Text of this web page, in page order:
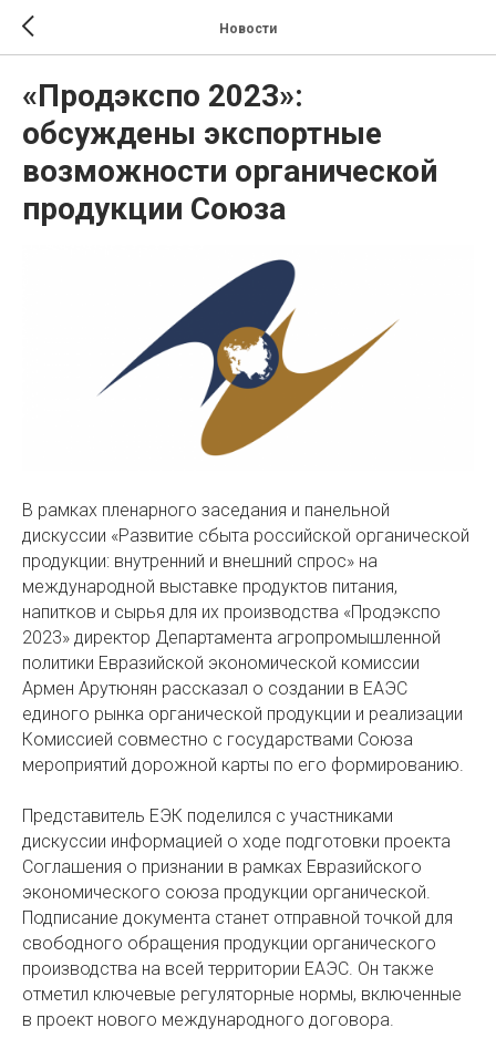
Новости
«Продэкспо 2023»:
обсуждены экспортные
возможности органической
продукции Союза
В рамках пленарного заседания и панельной
дискуссии «Развитие сбыта российской органической
продукции: внутренний и внешний спрос» на
международной выставке продуктов питания,
напитков и сырья для их производства «Продэкспо
2023» директор Департамента агропромышленной
политики Евразийской экономической комиссии
Армен Арутюнян рассказал о создании в ЕАЭС
единого рынка органической продукции и реализации
Комиссией совместно с государствами Союза
мероприятий дорожной карты по его формированию.
Представитель ЕЭК поделился с участниками
дискуссии информацией о ходе подготовки проекта
Соглашения о признании в рамках Евразийского
экономического союза продукции органической.
Подписание документа станет отправной точкой для
свободного обращения продукции органического
производства на всей территории ЕАЭС. Он также
отметил ключевые регуляторные нормы, включенные
в проект нового международного договора.